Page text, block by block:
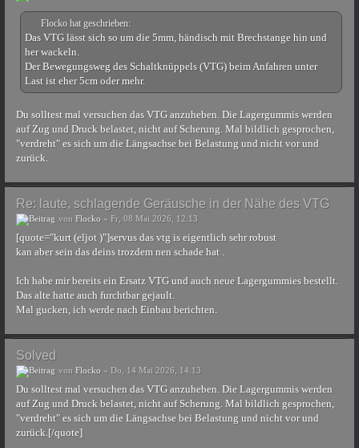
Flocko hat geschrieben:
Das VTG lässt sich so um die 5mm, händisch mit Brechstange hin und
her wackeln.
Der Bewegungsweg des Schaltknüppels (VTG) beim Anfahren unter
Last ist eher 5cm oder mehr.
Du solltest mal versuchen das VTG anzuheben. Die Lagergummis werden
auf Zug und Druck belastet, nicht auf Scherung. Mal bildlich gesprochen,
"verdreht" es sich um die Längsachse bei Belastung und nicht vor und
zurück.
Re: laute, schlagende Geräusche in der Nähe des VTG
von Flocko » Fr, 08 Mai 2026, 12:13
[quote="kurt (eljot )"]servus das vtg is eigentlich sehr robust
kan aber sein das deins trozdem nen schade hat .
Ich habe mir bereits ein Ersatz VTG und auch neue Lagergummies bestellt.
Das alte hatte auch furchtbar gejault.
Mal gucken, ich werde nach Einbau berichten.
Solved
von Flocko » Do, 14 Mai 2026, 14:13
Du solltest mal versuchen das VTG anzuheben. Die Lagergummis werden
auf Zug und Druck belastet, nicht auf Scherung. Mal bildlich gesprochen,
"verdreht" es sich um die Längsachse bei Belastung und nicht vor und
zurück.[/quote]